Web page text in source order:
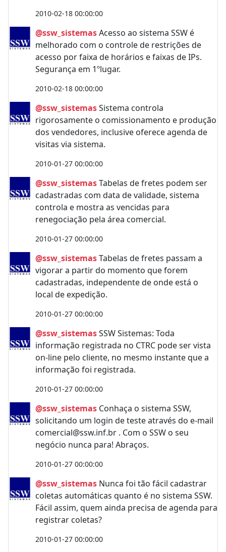
2010-02-18 00:00:00
@ssw_sistemasAcesso ao sistema SSW é
melhorado com o controle de restrições de
acesso por faixa de horários e faixas de IPs.
Segurança em 1ºlugar.
2010-02-18 00:00:00
@ssw_sistemasSistema controla
rigorosamente o comissionamento e produção
dos vendedores, inclusive oferece agenda de
visitas via sistema.
2010-01-27 00:00:00
@ssw_sistemasTabelas de fretes podem ser
cadastradas com data de validade, sistema
controla e mostra as vencidas para
renegociação pela área comercial.
2010-01-27 00:00:00
@ssw_sistemasTabelas de fretes passam a
vigorar a partir do momento que forem
cadastradas, independente de onde está o
local de expedição.
2010-01-27 00:00:00
@ssw_sistemasSSW Sistemas: Toda
informação registrada no CTRC pode ser vista
on-line pelo cliente, no mesmo instante que a
informação foi registrada.
2010-01-27 00:00:00
@ssw_sistemas Conhaça o sistema SSW,
solicitando um login de teste através do e-mail
comercial@ssw.inf.br . Com o SSW o seu
negócio nunca para! Abraços.
2010-01-27 00:00:00
@ssw_sistemas Nunca foi tão fácil cadastrar
coletas automáticas quanto é no sistema SSW.
Fácil assim, quem ainda precisa de agenda para
registrar coletas?
2010-01-27 00:00:00